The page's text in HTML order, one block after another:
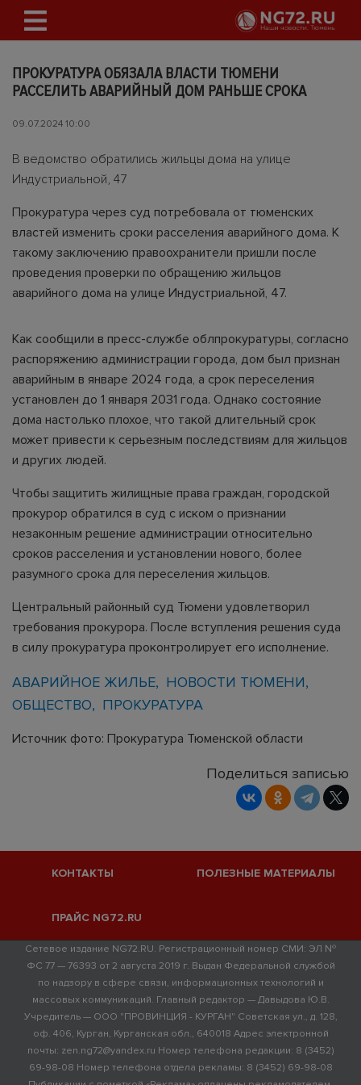
ПРОКУРАТУРА ОБЯЗАЛА ВЛАСТИ ТЮМЕНИ
РАССЕЛИТЬ АВАРИЙНЫЙ ДОМ РАНЬШЕ СРОКА
09.07.2024 10:00
В ведомство обратились жильцы дома на улице
Индустриальной, 47
Прокуратура через суд потребовала от тюменских
властей изменить сроки расселения аварийного дома. К
такому заключению правоохранители пришли после
проведения проверки по обращению жильцов
аварийного дома на улице Индустриальной, 47.
Как сообщили в пресс-службе облпрокуратуры, согласно
распоряжению администрации города, дом был признан
аварийным в январе 2024 года, а срок переселения
установлен до 1 января 2031 года. Однако состояние
дома настолько плохое, что такой длительный срок
может привести к серьезным последствиям для жильцов
и других людей.
Чтобы защитить жилищные права граждан, городской
прокурор обратился в суд с иском о признании
незаконным решение администрации относительно
сроков расселения и установлении нового, более
разумного срока для переселения жильцов.
Центральный районный суд Тюмени удовлетворил
требования прокурора. После вступления решения суда
в силу прокуратура проконтролирует его исполнение.
АВАРИЙНОЕ ЖИЛЬЕ
НОВОСТИ ТЮМЕНИ
ОБЩЕСТВО
ПРОКУРАТУРА
Источник фото: Прокуратура Тюменской области
Поделиться записью
КОНТАКТЫ ПОЛЕЗНЫЕ МАТЕРИАЛЫ
ПРАЙС NG72.RU
Сетевое издание NG72.RU. Регистрационный номер СМИ: ЭЛ №
ФС 77 — 76393 от 2 августа 2019 г. Выдан Федеральной службой
по надзору в сфере связи, информационных технологий и
массовых коммуникаций. Главный редактор — Давыдова Ю.В.
Учредитель — ООО "ПРОВИНЦИЯ - КУРГАН" Советская ул., д. 128,
оф. 406, Курган, Курганская обл., 640018 Адрес электронной
почты: zen.ng72@yandex.ru Номер телефона редакции: 8 (3452)
69-98-08 Номер телефона отдела рекламы: 8 (3452) 69-98-08